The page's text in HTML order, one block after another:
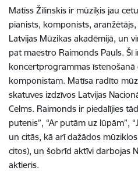
Matīss Žilinskis ir mūziķis jau
pianists, komponists,
Latvijas Mūzikas akadēmijā, un
pat maestro Raimonds Pauls. Šī
koncertprogrammas
komponistam. Matīsa radīto
skatuves izdzīvos Latvijas
Celms. Raimonds ir piedalījies
putenis”, “Ar putām uz lūpām”,
un citās, kā arī dažādos
citos), un šobrīd aktīvi darbojas
aktieris.